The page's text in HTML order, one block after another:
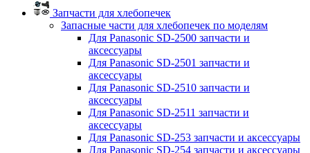
Запчасти для хлебопечек
Запасные части для хлебопечек по моделям
Для Panasonic SD-2500 запчасти и
аксессуары
Для Panasonic SD-2501 запчасти и
аксессуары
Для Panasonic SD-2510 запчасти и
аксессуары
Для Panasonic SD-2511 запчасти и
аксессуары
Для Panasonic SD-253 запчасти и аксессуары
Для Panasonic SD-254 запчасти и аксессуары